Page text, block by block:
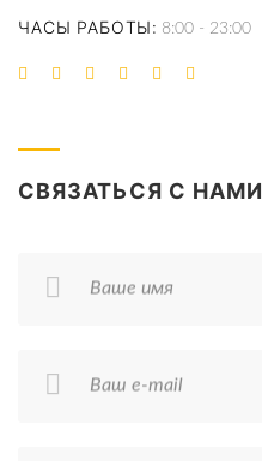
ЧАСЫ РАБОТЫ 8:00 - 23:00
СВЯЗАТЬСЯ С НАМИ
Ваше имя
Ваш e-mail